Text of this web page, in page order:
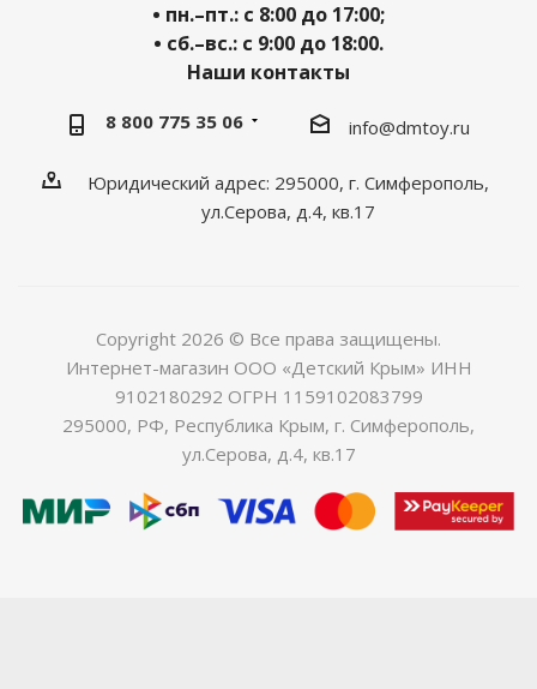
• пн.–пт.: с 8:00 до 17:00;
• сб.–вс.: с 9:00 до 18:00.
Наши контакты
8 800 775 35 06 info@dmtoy.ru
Юридический адрес: 295000, г. Симферополь,
ул.Серова, д.4, кв.17
Copyright 2026 © Все права защищены.
Интернет-магазин ООО «Детский Крым» ИНН
9102180292 ОГРН 1159102083799
295000, РФ, Республика Крым, г. Симферополь,
ул.Серова, д.4, кв.17